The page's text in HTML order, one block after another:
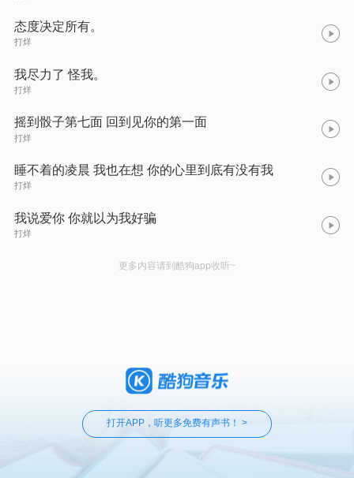
态度决定所有。
打烊
我尽力了 怪我。
打烊
摇到骰子第七面 回到见你的第一面
打烊
睡不着的凌晨 我也在想 你的心里到底有没有我
打烊
我说爱你 你就以为我好骗
打烊
更多内容请到酷狗app收听~
打开APP，听更多免费有声书！ >